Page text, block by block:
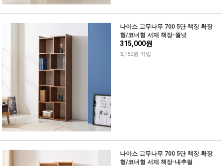
나이스 고무나무 700 5단 책장 확장
형/코너형 서재 책장-월넛
315,000원
3,150원 적립
나이스 고무나무 700 5단 책장 확장
형/코너형 서재 책장-내추럴